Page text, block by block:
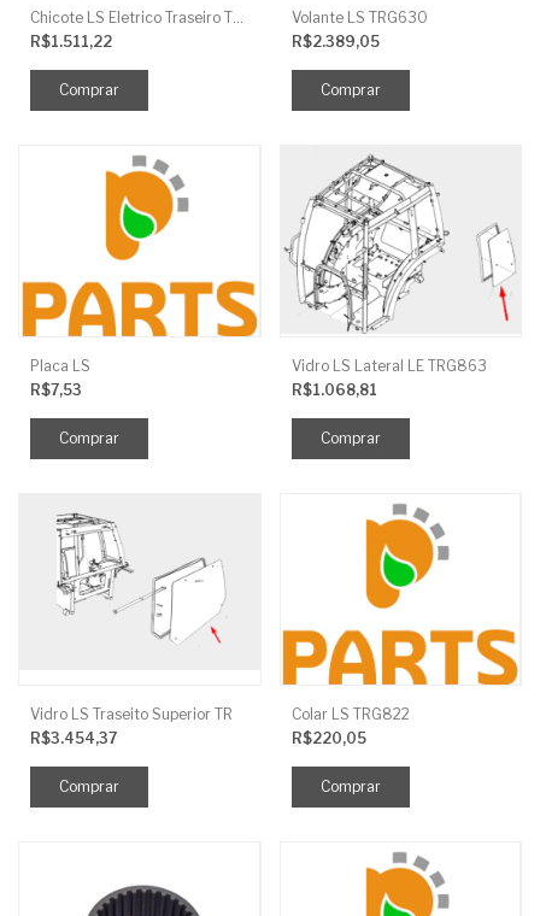
R$1.511,22
Volante LS TRG630
R$2.389,05
Placa LS
R$7,53
Vidro LS Lateral LE TRG863
R$1.068,81
Vidro LS Traseito Superior TR
R$3.454,37
Colar LS TRG822
R$220,05